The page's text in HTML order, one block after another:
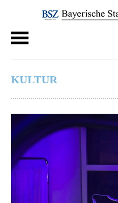
KULTUR